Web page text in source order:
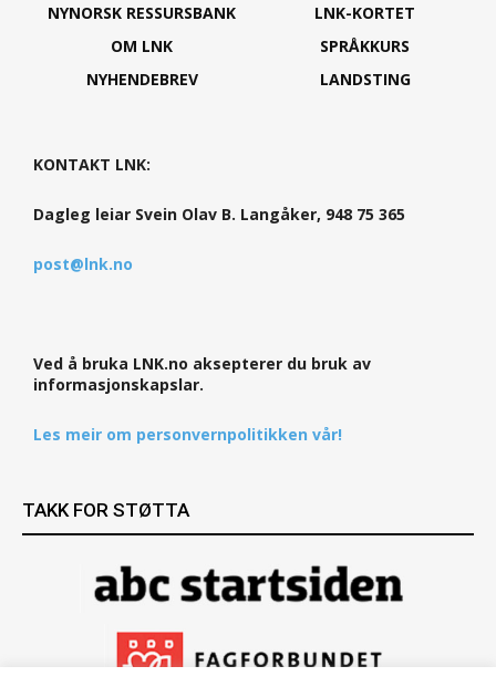
NYNORSK RESSURSBANK
OM LNK
NYHENDEBREV
LNK-KORTET
SPRÅKKURS
LANDSTING
KONTAKT LNK:
Dagleg leiar Svein Olav B. Langåker, 948 75 365
post@lnk.no
Ved å bruka LNK.no aksepterer du bruk av
informasjonskapslar.
Les meir om personvernpolitikken vår!
TAKK FOR STØTTA